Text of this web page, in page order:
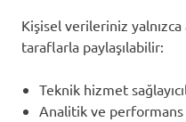
Kişisel verileriniz
taraflarla paylaşılabilir:
Teknik hizmet
Analitik ve